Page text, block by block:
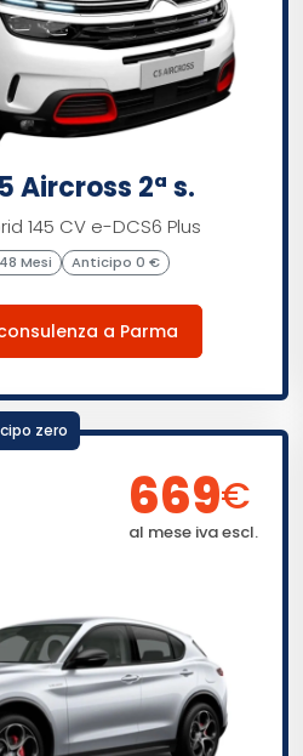
Aircross 2ª s.
145 CV e-DCS6 Plus
48 Mesi Anticipo 0 €
a Parma
669€
al mese iva escl.
zero